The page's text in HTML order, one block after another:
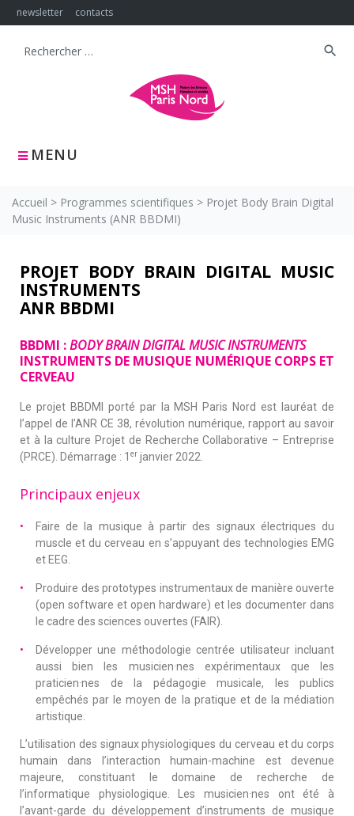
newsletter contacts
MENU
search
Accueil > Programmes scientifiques > Projet Body Brain Digital
Music Instruments (ANR BBDMI)
PROJET BODY BRAIN DIGITAL MUSIC
INSTRUMENTS
ANR BBDMI
BBDMI :BODY BRAIN DIGITAL MUSIC INSTRUMENTS
INSTRUMENTS DE MUSIQUE NUMÉRIQUE CORPS ET
CERVEAU
Le projet BBDMI porté par la MSH Paris Nord est lauréat de
l’appel de l’ANR CE 38, révolution numérique, rapport au savoir
et à la culture Projet de Recherche Collaborative – Entreprise
(PRCE). Démarrage : 1 er janvier 2022.
Principaux enjeux
Faire de la musique à partir des signaux électriques du
muscle et du cerveau en s’appuyant des technologies EMG
et EEG
Produire des prototypes instrumentaux de manière ouverte
(open software et open hardware) et les documenter dans
le cadre des sciences ouvertes (FAIR)
Développer une méthodologie centrée utilisateur incluant
aussi bien les musicien·nes expérimentaux que les
praticien·nes de la pédagogie musicale, les publics
empêchés par le moyen de la pratique et de la médiation
artistique.
L’utilisation des signaux physiologiques du cerveau et du corps
humain dans l’interaction humain-machine est devenue
majeure, constituant le domaine de recherche de
l’informatique physiologique.
Les musicien·nes ont été à
l’avant-garde du développement d’instruments de musique